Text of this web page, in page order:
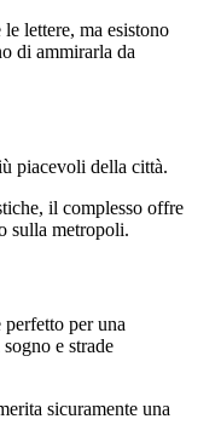
lettere, ma esistono
di ammirarla da
piacevoli della città.
il complesso offre
sulla metropoli.
per una
e strade
sicuramente una